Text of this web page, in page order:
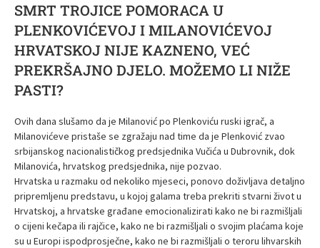
SMRT TROJICE POMORACA U
PLENKOVIĆEVOJ I MILANOVIĆEVOJ
HRVATSKOJ NIJE KAZNENO, VEĆ
PREKRŠAJNO DJELO. MOŽEMO LI NIŽE
PASTI?
Ovih dana slušamo da je Milanović po Plenkoviću ruski igrač, a
Milanovićeve pristaše se zgražaju nad time da je Plenković zvao
srbijanskog nacionalističkog predsjednika Vučića u Dubrovnik, dok
Milanovića, hrvatskog predsjednika, nije pozvao.
Hrvatska u razmaku od nekoliko mjeseci, ponovo doživljava detaljno
pripremljenu predstavu, u kojoj galama treba prekriti stvarni život u
Hrvatskoj, a hrvatske građane emocionalizirati kako ne bi razmišljali
o cijeni kečapa ili rajčice, kako ne bi razmišljali o svojim plaćama koje
su u Europi ispodprosječne, kako ne bi razmišljali o teroru lihvarskih